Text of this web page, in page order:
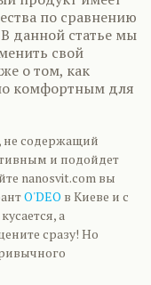
по сравнению
данной статье мы
свой
о том, как
комфортным для
не содержащий
и подойдет
nanosvit.com вы
O'DEO в Киеве и с
а
сразу! Но